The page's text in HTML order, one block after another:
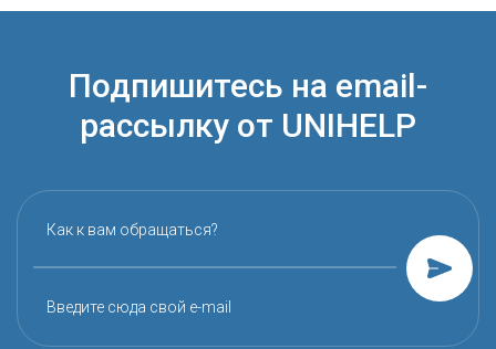
Подпишитесь на email-
рассылку от UNIHELP
Как к вам обращаться?
Введите сюда свой e-mail